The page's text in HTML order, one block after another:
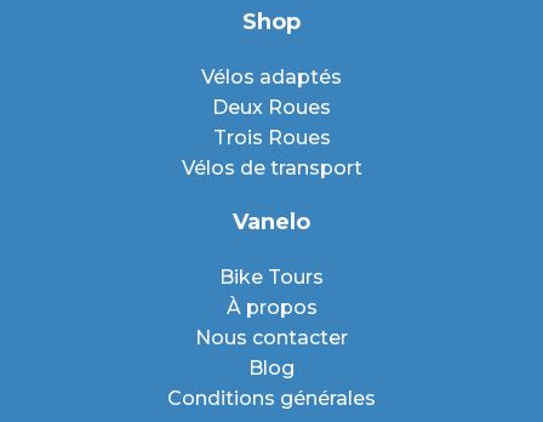
Shop
Vélos adaptés
Deux Roues
Trois Roues
Vélos de transport
Vanelo
Bike Tours
À propos
Nous contacter
Blog
Conditions générales